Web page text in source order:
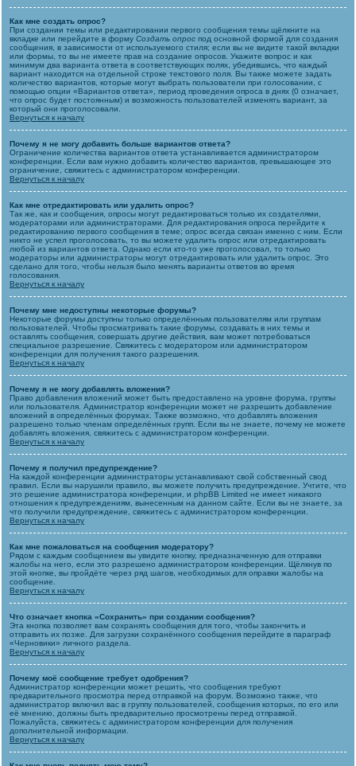
Как мне создать опрос?
При создании темы или редактировании первого сообщения темы щёлкните на
вкладке или перейдите в форму Создать опрос под основной формой для создания
сообщения, в зависимости от используемого стиля; если вы не видите такой вкладки
или формы, то вы не имеете прав на создание опросов. Укажите вопрос и как
минимум два варианта ответа в соответствующих полях, убедившись, что каждый
вариант находится на отдельной строке текстового поля. Вы также можете задать
количество вариантов, которые могут выбрать пользователи при голосовании, с
помощью опции «Вариантов ответа», период проведения опроса в днях (0 означает,
что опрос будет постоянным) и возможность пользователей изменять вариант, за
который они проголосовали.
Вернуться к началу
Почему я не могу добавить больше вариантов ответа?
Ограничение количества вариантов ответа устанавливается администратором
конференции. Если вам нужно добавить количество вариантов, превышающее это
ограничение, свяжитесь с администратором конференции.
Вернуться к началу
Как мне отредактировать или удалить опрос?
Так же, как и сообщения, опросы могут редактироваться только их создателями,
модераторами или администраторами. Для редактирования опроса перейдите к
редактированию первого сообщения в теме; опрос всегда связан именно с ним. Если
никто не успел проголосовать, то вы можете удалить опрос или отредактировать
любой из вариантов ответа. Однако если кто-то уже проголосовал, то только
модераторы или администраторы могут отредактировать или удалить опрос. Это
сделано для того, чтобы нельзя было менять варианты ответов во время
голосования.
Вернуться к началу
Почему мне недоступны некоторые форумы?
Некоторые форумы доступны только определённым пользователям или группам
пользователей. Чтобы просматривать такие форумы, создавать в них темы и
оставлять сообщения, совершать другие действия, вам может потребоваться
специальное разрешение. Свяжитесь с модератором или администратором
конференции для получения такого разрешения.
Вернуться к началу
Почему я не могу добавлять вложения?
Право добавления вложений может быть предоставлено на уровне форума, группы
или пользователя. Администратор конференции может не разрешить добавление
вложений в определённых форумах. Также возможно, что добавлять вложения
разрешено только членам определённых групп. Если вы не знаете, почему не можете
добавлять вложения, свяжитесь с администратором конференции.
Вернуться к началу
Почему я получил предупреждение?
На каждой конференции администраторы устанавливают свой собственный свод
правил. Если вы нарушили правило, вы можете получить предупреждение. Учтите, что
это решение администратора конференции, и phpBB Limited не имеет никакого
отношения к предупреждениям, вынесенным на данном сайте. Если вы не знаете, за
что получили предупреждение, свяжитесь с администратором конференции.
Вернуться к началу
Как мне пожаловаться на сообщения модератору?
Рядом с каждым сообщением вы увидите кнопку, предназначенную для отправки
жалобы на него, если это разрешено администратором конференции. Щёлкнув по
этой кнопке, вы пройдёте через ряд шагов, необходимых для оправки жалобы на
сообщение.
Вернуться к началу
Что означает кнопка «Сохранить» при создании сообщения?
Эта кнопка позволяет вам сохранять сообщения для того, чтобы закончить и
отправить их позже. Для загрузки сохранённого сообщения перейдите в параграф
«Черновики» личного раздела.
Вернуться к началу
Почему моё сообщение требует одобрения?
Администратор конференции может решить, что сообщения требуют
предварительного просмотра перед отправкой на форум. Возможно также, что
администратор включил вас в группу пользователей, сообщения которых, по его или
её мнению, должны быть предварительно просмотрены перед отправкой.
Пожалуйста, свяжитесь с администратором конференции для получения
дополнительной информации.
Вернуться к началу